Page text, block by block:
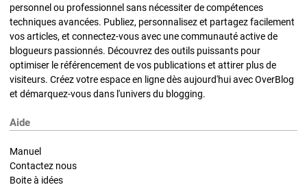
personnel ou professionnel sans nécessiter de compétences
techniques avancées. Publiez, personnalisez et partagez facilement
vos articles, et connectez-vous avec une communauté active de
blogueurs passionnés. Découvrez des outils puissants pour
optimiser le référencement de vos publications et attirer plus de
visiteurs. Créez votre espace en ligne dès aujourd'hui avec OverBlog
et démarquez-vous dans l'univers du blogging.
Aide
Manuel
Contactez nous
Boite à idées